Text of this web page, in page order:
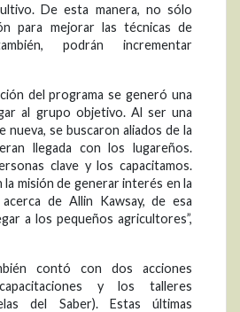
De esta manera, no sólo
para mejorar las técnicas de
podrán incrementar
del programa se generó una
al grupo objetivo. Al ser una
nueva, se buscaron aliados de la
llegada con los lugareños.
clave y los capacitamos.
la misión de generar interés en la
de Allin Kawsay, de esa
a los pequeños agricultores”,
contó con dos acciones
y los talleres
del Saber). Estas últimas